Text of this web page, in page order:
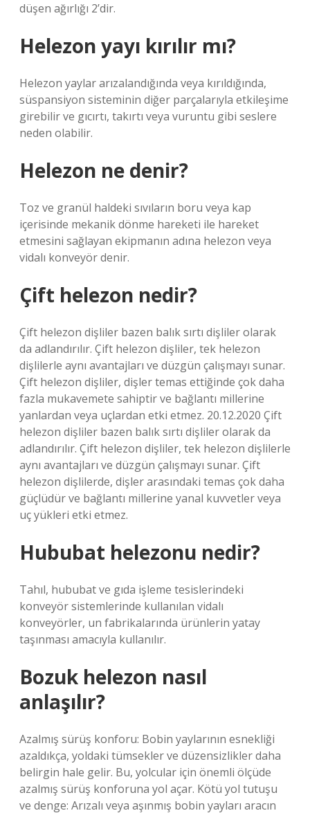
düşen ağırlığı 2’dir.
Helezon yayı kırılır mı?
Helezon yaylar arızalandığında veya kırıldığında,
süspansiyon sisteminin diğer parçalarıyla etkileşime
girebilir ve gıcırtı, takırtı veya vuruntu gibi seslere
neden olabilir.
Helezon ne denir?
Toz ve granül haldeki sıvıların boru veya kap
içerisinde mekanik dönme hareketi ile hareket
etmesini sağlayan ekipmanın adına helezon veya
vidalı konveyör denir.
Çift helezon nedir?
Çift helezon dişliler bazen balık sırtı dişliler olarak
da adlandırılır. Çift helezon dişliler, tek helezon
dişlilerle aynı avantajları ve düzgün çalışmayı sunar.
Çift helezon dişliler, dişler temas ettiğinde çok daha
fazla mukavemete sahiptir ve bağlantı millerine
yanlardan veya uçlardan etki etmez. 20.12.2020 Çift
helezon dişliler bazen balık sırtı dişliler olarak da
adlandırılır. Çift helezon dişliler, tek helezon dişlilerle
aynı avantajları ve düzgün çalışmayı sunar. Çift
helezon dişlilerde, dişler arasındaki temas çok daha
güçlüdür ve bağlantı millerine yanal kuvvetler veya
uç yükleri etki etmez.
Hububat helezonu nedir?
Tahıl, hububat ve gıda işleme tesislerindeki
konveyör sistemlerinde kullanılan vidalı
konveyörler, un fabrikalarında ürünlerin yatay
taşınması amacıyla kullanılır.
Bozuk helezon nasıl
anlaşılır?
Azalmış sürüş konforu: Bobin yaylarının esnekliği
azaldıkça, yoldaki tümsekler ve düzensizlikler daha
belirgin hale gelir. Bu, yolcular için önemli ölçüde
azalmış sürüş konforuna yol açar. Kötü yol tutuşu
ve denge: Arızalı veya aşınmış bobin yayları aracın